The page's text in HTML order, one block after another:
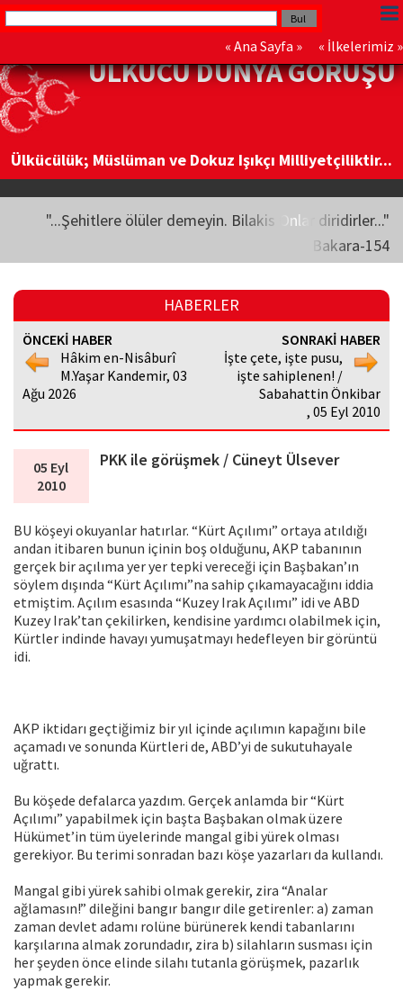
« Ana Sayfa » « İlkelerimiz »
ÜLKÜCÜ DÜNYA GÖRÜŞÜ
Ülkücülük; Müslüman ve Dokuz Işıkçı Milliyetçiliktir...
"...Şehitlere ölüler demeyin. Bilakis Onlar diridirler..."
Bakara-154
HABERLER
ÖNCEKİ HABER
Hâkim en-Nisâburî
M.Yaşar Kandemir, 03
Ağu 2026
SONRAKİ HABER
İşte çete, işte pusu,
işte sahiplenen! /
Sabahattin Önkibar
, 05 Eyl 2010
05 Eyl
2010
PKK ile görüşmek / Cüneyt Ülsever
BU köşeyi okuyanlar hatırlar. “Kürt Açılımı” ortaya atıldığı
andan itibaren bunun içinin boş olduğunu, AKP tabanının
gerçek bir açılıma yer yer tepki vereceği için Başbakan’ın
söylem dışında “Kürt Açılımı”na sahip çıkamayacağını iddia
etmiştim. Açılım esasında “Kuzey Irak Açılımı” idi ve ABD
Kuzey Irak’tan çekilirken, kendisine yardımcı olabilmek için,
Kürtler indinde havayı yumuşatmayı hedefleyen bir görüntü
idi.
AKP iktidarı geçtiğimiz bir yıl içinde açılımın kapağını bile
açamadı ve sonunda Kürtleri de, ABD’yi de sukutuhayale
uğrattı.
Bu köşede defalarca yazdım. Gerçek anlamda bir “Kürt
Açılımı” yapabilmek için başta Başbakan olmak üzere
Hükümet’in tüm üyelerinde mangal gibi yürek olması
gerekiyor. Bu terimi sonradan bazı köşe yazarları da kullandı.
Mangal gibi yürek sahibi olmak gerekir, zira “Analar
ağlamasın!” dileğini bangır bangır dile getirenler: a) zaman
zaman devlet adamı rolüne bürünerek kendi tabanlarını
karşılarına almak zorundadır, zira b) silahların susması için
her şeyden önce elinde silahı tutanla görüşmek, pazarlık
yapmak gerekir.